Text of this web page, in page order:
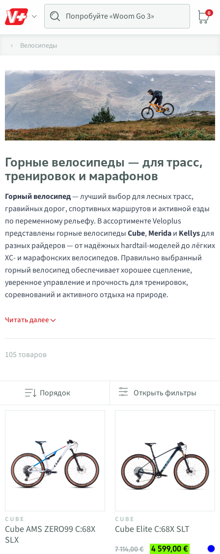
0
Велосипеды
Горные велосипеды — для трасс,
тренировок и марафонов
Горный велосипед— лучший выбор для лесных трасс,
гравийных дорог, спортивных маршрутов и активной езды
по переменному рельефу. В ассортименте Veloplus
представлены горные велосипедыCube,Meridaи Kellysдля
разных райдеров — от надёжных hardtail-моделей до лёгких
XC- и марафонских велосипедов. Правильно выбранный
горный велосипед обеспечивает хорошее сцепление,
уверенное управление и прочность для тренировок,
соревнований и активного отдыха на природе.
Читать далее
Товары в категории Горные велосипеды
105 товаров
Порядок Открыть фильтры
CUBE
Cube AMS ZERO99 C:68X
SLX
CUBE
Cube Elite C:68X SLT
7 114,00 € 4 599,00 €